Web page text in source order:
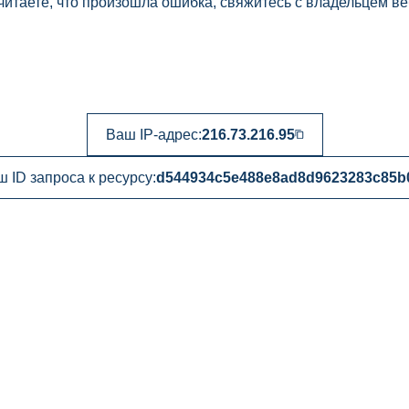
Ваш IP-адрес:216.73.216.95
ID запроса к ресурсу: